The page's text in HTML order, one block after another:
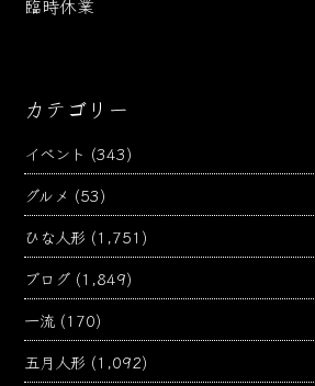
臨時休業
カテゴリー
イベント (343)
グルメ (53)
ひな人形 (1,751)
ブログ (1,849)
一流 (170)
五月人形 (1,092)